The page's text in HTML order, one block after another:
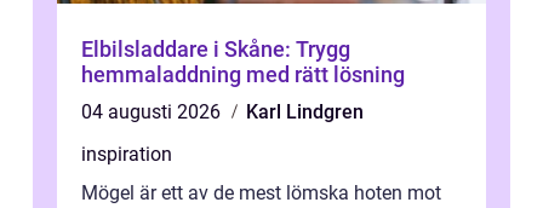
Elbilsladdare i Skåne: Trygg
hemmaladdning med rätt lösning
04 augusti 2026
Karl Lindgren
inspiration
Mögel är ett av de mest lömska hoten mot